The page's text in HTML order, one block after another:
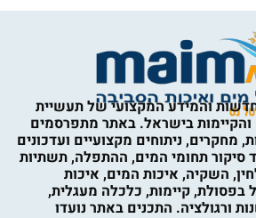
והמידע המקצועי של תעשיית
והקיימות בישראל. באתר מתפרסמים
מחקרים, ניתוחים מקצועיים ועדכונים
סיקור תחומי המים, ההתפלה, תשתיות
השקיה, איכות המים, איכות
בפסולת, קיימות, כלכלה מעגלית,
ורגולציה. התכנים באתר נועדו